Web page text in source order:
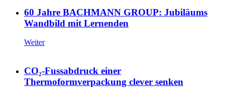
60 Jahre BACHMANN GROUP: Jubiläums
Wandbild mit Lernenden
Weiter
CO₂-Fussabdruck einer
Thermoformverpackung clever senken